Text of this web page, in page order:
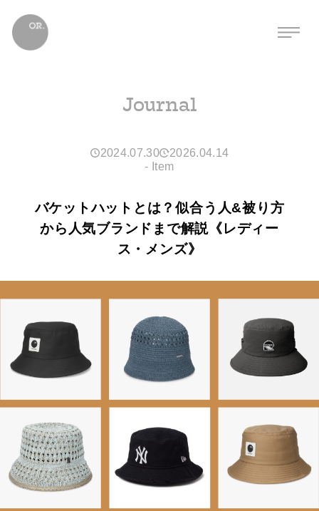
Journal
2024.07.30
2026.04.14
- Item
バケットハットとは？似合う人&被り方
から人気ブランドまで解説《レディー
ス・メンズ》